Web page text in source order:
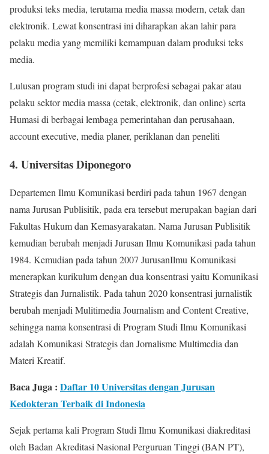
produksi teks media, terutama media massa modern, cetak dan
elektronik. Lewat konsentrasi ini diharapkan akan lahir para
pelaku media yang memiliki kemampuan dalam produksi teks
media.
Lulusan program studi ini dapat berprofesi sebagai pakar atau
pelaku sektor media massa (cetak, elektronik, dan online) serta
Humasi di berbagai lembaga pemerintahan dan perusahaan,
account executive, media planer, periklanan dan peneliti
4. Universitas Diponegoro
Departemen Ilmu Komunikasi berdiri pada tahun 1967 dengan
nama Jurusan Publisitik, pada era tersebut merupakan bagian dari
Fakultas Hukum dan Kemasyarakatan. Nama Jurusan Publisitik
kemudian berubah menjadi Jurusan Ilmu Komunikasi pada tahun
1984. Kemudian pada tahun 2007 JurusanIlmu Komunikasi
menerapkan kurikulum dengan dua konsentrasi yaitu Komunikasi
Strategis dan Jurnalistik. Pada tahun 2020 konsentrasi jurnalistik
berubah menjadi Mulitimedia Journalism and Content Creative,
sehingga nama konsentrasi di Program Studi Ilmu Komunikasi
adalah Komunikasi Strategis dan Jornalisme Multimedia dan
Materi Kreatif.
Baca Juga : Daftar 10 Universitas dengan Jurusan
Kedokteran Terbaik di Indonesia
Sejak pertama kali Program Studi Ilmu Komunikasi diakreditasi
oleh Badan Akreditasi Nasional Perguruan Tinggi (BAN PT),